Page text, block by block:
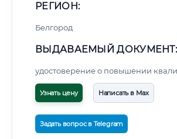
РЕГИОН:
Белгород
ВЫДАВАЕМЫЙ ДОКУМЕНТ:
удостоверение о повышении
Узнать цену Написать в Max
Задать вопрос в Telegram